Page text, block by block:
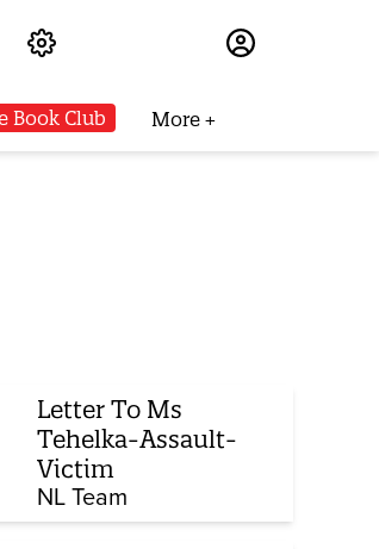
Book Club More
Letter To Ms
Tehelka-Assault-
Victim
NL Team